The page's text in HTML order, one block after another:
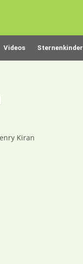
Videos Sternenkinder